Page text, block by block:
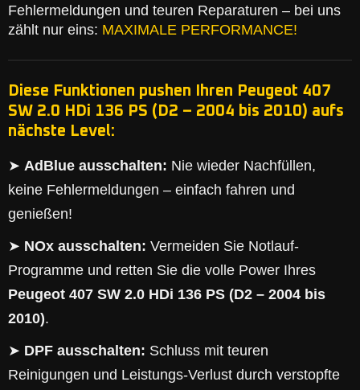
Fehlermeldungen und teuren Reparaturen – bei uns
zählt nur eins: MAXIMALE PERFORMANCE!
Diese Funktionen pushen Ihren Peugeot 407
SW 2.0 HDi 136 PS (D2 – 2004 bis 2010) aufs
nächste Level:
➤ AdBlue ausschalten: Nie wieder Nachfüllen,
keine Fehlermeldungen – einfach fahren und
genießen!
➤ NOx ausschalten: Vermeiden Sie Notlauf-
Programme und retten Sie die volle Power Ihres
Peugeot 407 SW 2.0 HDi 136 PS (D2 – 2004 bis
2010).
➤ DPF ausschalten: Schluss mit teuren
Reinigungen und Leistungs-Verlust durch verstopfte